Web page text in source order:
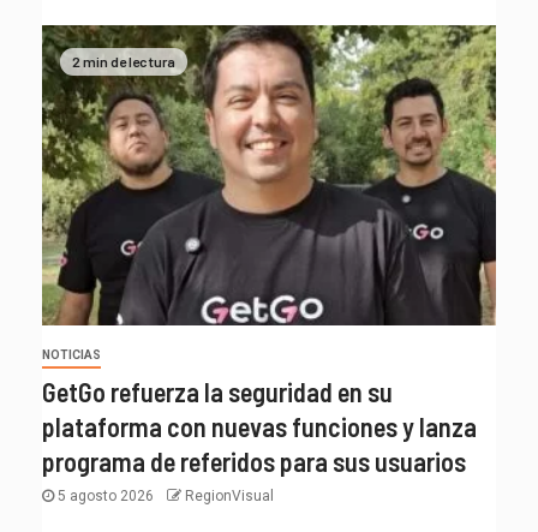
2 min de lectura
NOTICIAS
GetGo refuerza la seguridad en su
plataforma con nuevas funciones y lanza
programa de referidos para sus usuarios
5 agosto 2026 RegionVisual